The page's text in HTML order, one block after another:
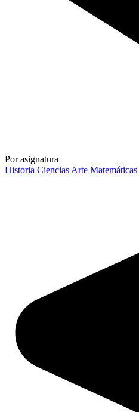
Por asignatura
Historia Ciencias Arte Matemáticas